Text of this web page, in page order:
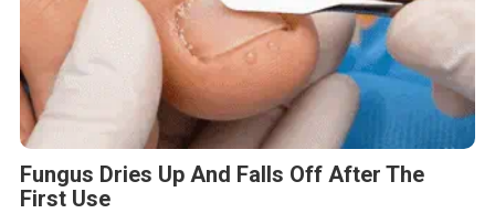
Fungus Dries Up And Falls Off After The
First Use